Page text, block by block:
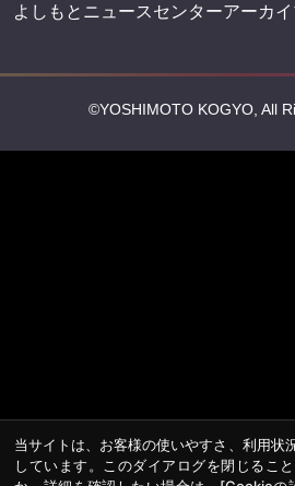
よしもとニュースセンターアーカ
©YOSHIMOTO KOGYO, All
当サイトは、お客様の使いやすさ、利用状
しています。このダイアログを閉じるこ